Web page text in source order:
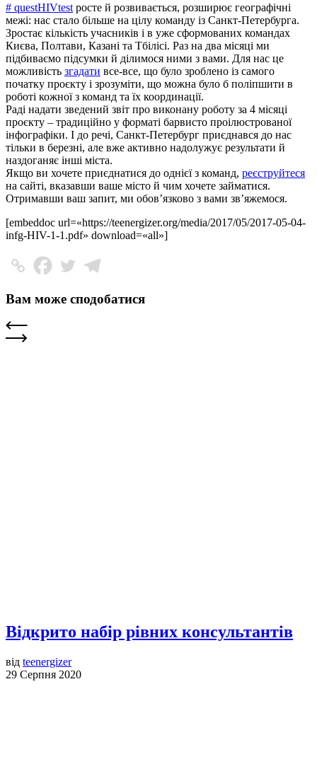
# questHIVtest росте й розвивається, розширює географічні
межі: нас стало більше на цілу команду із Санкт-Петербурга.
Зростає кількість учасників і в уже сформованих командах
Києва, Полтави, Казані та Тбілісі. Раз на два місяці ми
підбиваємо підсумки й ділимося ними з вами. Для нас це
можливість згадати все-все, що було зроблено із самого
початку проєкту і зрозуміти, що можна було б поліпшити в
роботі кожної з команд та їх координації.
Раді надати зведений звіт про виконану роботу за 4 місяці
проєкту – традиційно у форматі барвисто проілюстрованої
інфографіки. І до речі, Санкт-Петербург приєднався до нас
тільки в березні, але вже активно надолужує результати й
наздоганяє інші міста.
Якщо ви хочете приєднатися до однієї з команд, реєструйтеся
на сайті, вказавши ваше місто й чим хочете займатися.
Отримавши ваш запит, ми обов’язково з вами зв’яжемося.
[embeddoc url=«https://teenergizer.org/media/2017/05/2017-05-04-
infg-HIV-1-1.pdf» download=«all»]
Вам може сподобатися
Відкрито набір рівних консультантів
від teenergizer
29 Серпня 2020